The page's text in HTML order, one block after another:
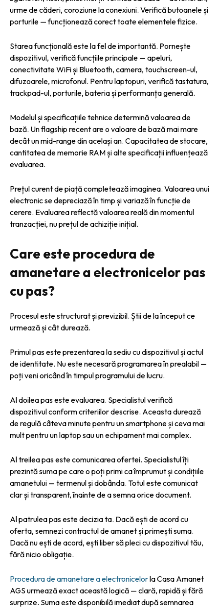
urme de căderi, coroziune la conexiuni. Verifică butoanele și
porturile — funcționează corect toate elementele fizice.
Starea funcțională este la fel de importantă. Pornește
dispozitivul, verifică funcțiile principale — apeluri,
conectivitate WiFi și Bluetooth, camera, touchscreen-ul,
difuzoarele, microfonul. Pentru laptopuri, verifică tastatura,
trackpad-ul, porturile, bateria și performanța generală.
Modelul și specificațiile tehnice determină valoarea de
bază. Un flagship recent are o valoare de bază mai mare
decât un mid-range din același an. Capacitatea de stocare,
cantitatea de memorie RAM și alte specificații influențează
evaluarea.
Prețul curent de piață completează imaginea. Valoarea unui
electronic se depreciază în timp și variază în funcție de
cerere. Evaluarea reflectă valoarea reală din momentul
tranzacției, nu prețul de achiziție inițial.
Care este procedura de
amanetare a electronicelor pas
cu pas?
Procesul este structurat și previzibil. Știi de la început ce
urmează și cât durează.
Primul pas este prezentarea la sediu cu dispozitivul și actul
de identitate. Nu este necesară programarea în prealabil —
poți veni oricând în timpul programului de lucru.
Al doilea pas este evaluarea. Specialistul verifică
dispozitivul conform criteriilor descrise. Aceasta durează
de regulă câteva minute pentru un smartphone și ceva mai
mult pentru un laptop sau un echipament mai complex.
Al treilea pas este comunicarea ofertei. Specialistul îți
prezintă suma pe care o poți primi ca împrumut și condițiile
amanetului — termenul și dobânda. Totul este comunicat
clar și transparent, înainte de a semna orice document.
Al patrulea pas este decizia ta. Dacă ești de acord cu
oferta, semnezi contractul de amanet și primești suma.
Dacă nu ești de acord, ești liber să pleci cu dispozitivul tău,
fără nicio obligație.
Procedura de amanetare a electronicelorla Casa Amanet
AGS urmează exact această logică — clară, rapidă și fără
surprize. Suma este disponibilă imediat după semnarea